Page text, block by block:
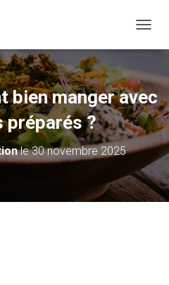
bien manger avec
préparés ?
le30 novembre 2025